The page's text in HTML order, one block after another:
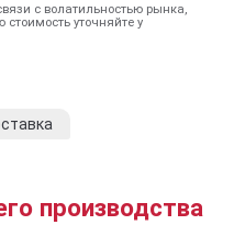
с волатильностью рынка,
уточняйте у
производства